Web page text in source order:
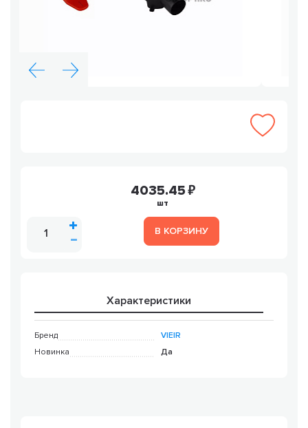
4035.45
шт
В КОРЗИНУ
Характеристики
Бренд
VIEIR
Новинка
Да